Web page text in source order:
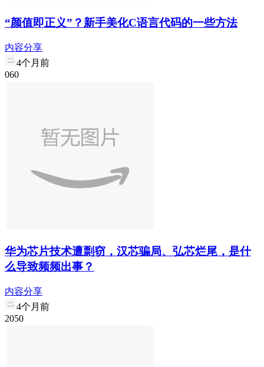
“颜值即正义”？新手美化C语言代码的一些方法
内容分享
4个月前
060
华为芯片技术遭剽窃，汉芯骗局、弘芯烂尾，是什
么导致频频出事？
内容分享
4个月前
2050